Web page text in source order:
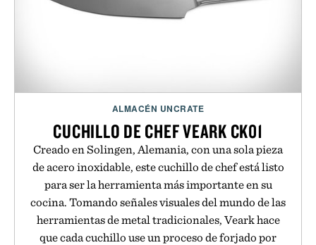
ALMACÉN UNCRATE
CUCHILLO DE CHEF VEARK CK01
Creado en Solingen, Alemania, con una sola pieza
de acero inoxidable, este cuchillo de chef está listo
para ser la herramienta más importante en su
cocina. Tomando señales visuales del mundo de las
herramientas de metal tradicionales, Veark hace
que cada cuchillo use un proceso de forjado por